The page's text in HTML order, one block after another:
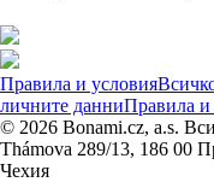
Правила и условия
личните данниПравила и
© 2026 Bonami.cz, a.s.
Thámova 289/13, 186 00
Чехия